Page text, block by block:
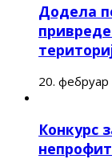
Додела
20. фебруар
Конкурс